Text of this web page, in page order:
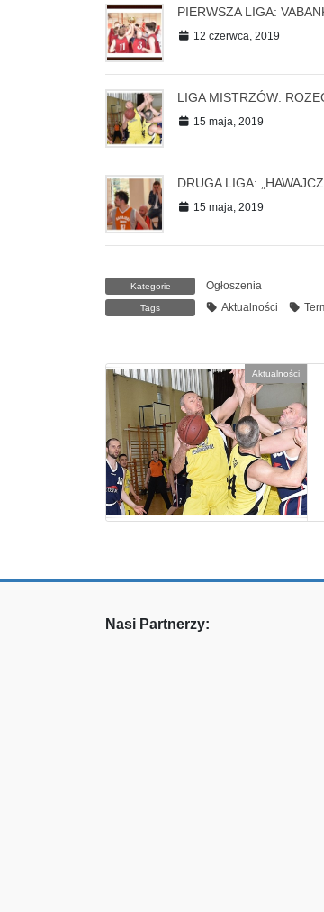
PIERWSZA LIGA:
12 czerwca, 2019
LIGA MISTRZÓW:
15 maja, 2019
DRUGA LIGA:
15 maja, 2019
Kategorie Ogłoszenia
Tags Aktualności
Aktualności
Nasi Partnerzy: